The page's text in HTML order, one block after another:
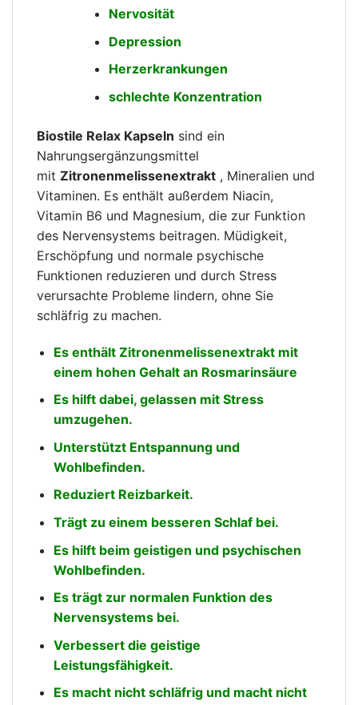
Nervosität
Depression
Herzerkrankungen
schlechte Konzentration
Biostile Relax Kapseln sind ein
Nahrungsergänzungsmittel
mit Zitronenmelissenextrakt , Mineralien und
Vitaminen. Es enthält außerdem Niacin,
Vitamin B6 und Magnesium, die zur Funktion
des Nervensystems beitragen. Müdigkeit,
Erschöpfung und normale psychische
Funktionen reduzieren und durch Stress
verursachte Probleme lindern, ohne Sie
schläfrig zu machen.
Es enthält Zitronenmelissenextrakt mit
einem hohen Gehalt an Rosmarinsäure
Es hilft dabei, gelassen mit Stress
umzugehen.
Unterstützt Entspannung und
Wohlbefinden.
Reduziert Reizbarkeit.
Trägt zu einem besseren Schlaf bei.
Es hilft beim geistigen und psychischen
Wohlbefinden.
Es trägt zur normalen Funktion des
Nervensystems bei.
Verbessert die geistige
Leistungsfähigkeit.
Es macht nicht schläfrig und macht nicht